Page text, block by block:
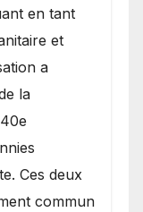
en tant
et
a
la
Ces deux
commun